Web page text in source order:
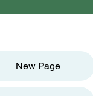
New Page